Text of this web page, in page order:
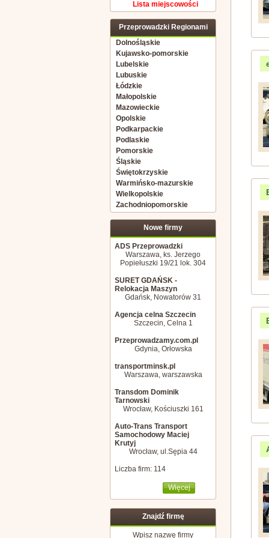
Lista miejscowości
Przeprowadzki Regionami
Dolnośląskie
Kujawsko-pomorskie
Lubelskie
Lubuskie
Łódzkie
Małopolskie
Mazowieckie
Opolskie
Podkarpackie
Podlaskie
Pomorskie
Śląskie
Świętokrzyskie
Warmińsko-mazurskie
Wielkopolskie
Zachodniopomorskie
Nowe firmy
ADS Przeprowadzki
Warszawa, ks. Jerzego
Popiełuszki 19/21 lok. 304
SURET GDAŃSK -
Relokacja Maszyn
Gdańsk, Nowatorów 31
Agencja celna Szczecin
Szczecin, Celna 1
Przeprowadzamy.com.pl
Gdynia, Orłowska
transportminsk.pl
Warszawa, warszawska
Transdom Dominik
Tarnowski
Wrocław, Kościuszki 161
Auto-Trans Transport
Samochodowy Maciej
Krutyj
Wrocław, ul.Sępia 44
Liczba firm: 114
Więcej
Znajdź firmę
Wpisz nazwę firmy